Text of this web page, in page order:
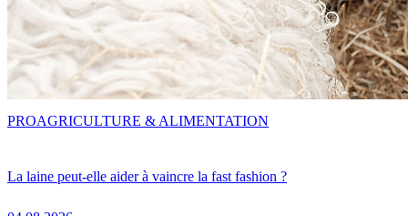
La laine peut-elle aider à vaincre la fast fashion ?
PROAGRICULTURE & ALIMENTATION